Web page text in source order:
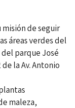
de seguir
áreas verdes del
parque José
la Av. Antonio
maleza,